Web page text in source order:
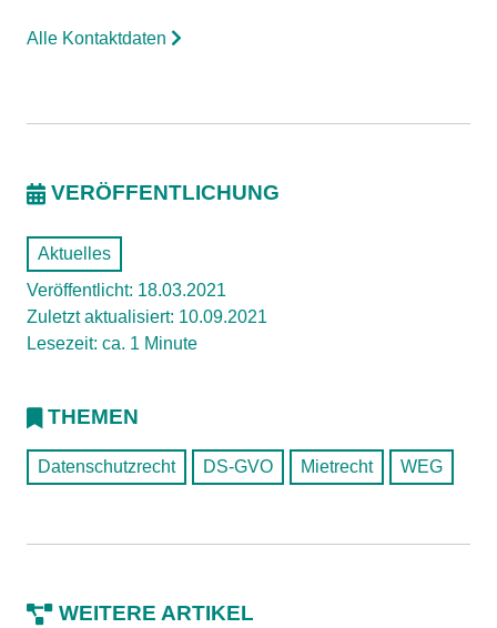
Alle Kontaktdaten
VERÖFFENTLICHUNG
Aktuelles
Veröffentlicht: 18.03.2021
Zuletzt aktualisiert: 10.09.2021
Lesezeit: ca. 1 Minute
THEMEN
Datenschutzrecht DS-GVO Mietrecht WEG
WEITERE ARTIKEL